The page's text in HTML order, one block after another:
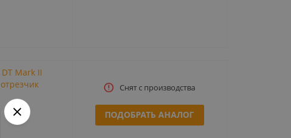
Mark II
Снят с производства
ПОДОБРАТЬ АНАЛОГ